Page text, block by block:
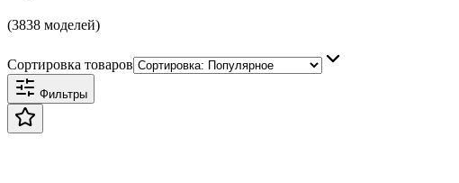
(3838 моделей)
Сортировка товаров
Фильтры